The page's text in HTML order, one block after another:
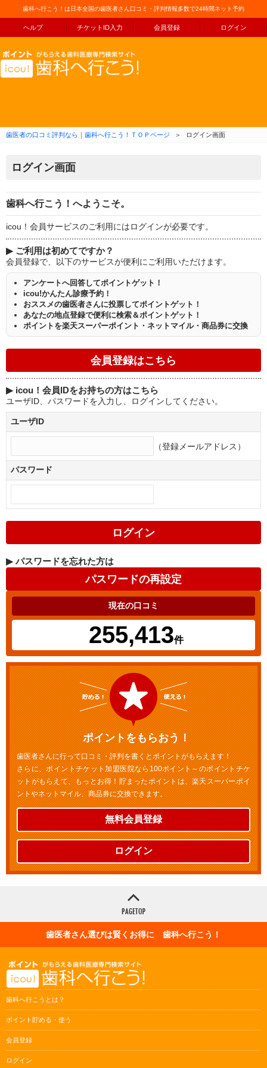
歯科へ行こう！は日本全国の歯医者さん口コミ・評判情報多数で24時間ネット予約
ヘルプ チケットID入力 会員登録 ログイン
コンテンツへ移動
歯医者の口コミ評判なら｜歯科へ行こう！ＴＯＰページ ＞ ログイン画面
ログイン画面
歯科へ行こう！へようこそ。
icou！会員サービスのご利用にはログインが必要です。
▶ ご利用は初めてですか？
会員登録で、以下のサービスが便利にご利用いただけます。
アンケートへ回答してポイントゲット！
icou!かんたん診療予約！
おススメの歯医者さんに投票してポイントゲット！
あなたの地点登録で便利に検索＆ポイントゲット！
ポイントを楽天スーパーポイント・ネットマイル・商品券に交換
▶ icou！会員IDをお持ちの方はこちら
ユーザID、パスワードを入力し、ログインしてください。
ユーザID
（登録メールアドレス）
パスワード
▶ パスワードを忘れた方は
現在の口コミ
255,413件
ポイントをもらおう！
歯医者さんに行って口コミ・評判を書くとポイントがもらえます！
さらに、ポイントチケット加盟医院なら100ポイント～のポイントチケ
ットがもらえて、もっとお得！貯まったポイントは、楽天スーパーポイ
ントやネットマイル、商品券に交換できます。
無料会員登録
ログイン
歯医者さん選びは賢くお得に 歯科へ行こう！
歯科へ行こうとは？
ポイント貯める・使う
会員登録
ログイン